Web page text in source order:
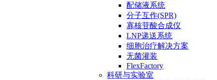
配储液系统
分子互作(SPR)
寡核苷酸合成仪
LNP递送系统
细胞治疗解决方案
无菌灌装
FlexFactory
科研与实验室